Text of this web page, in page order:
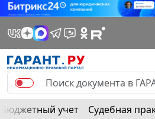
Бюджетный учет Судебная